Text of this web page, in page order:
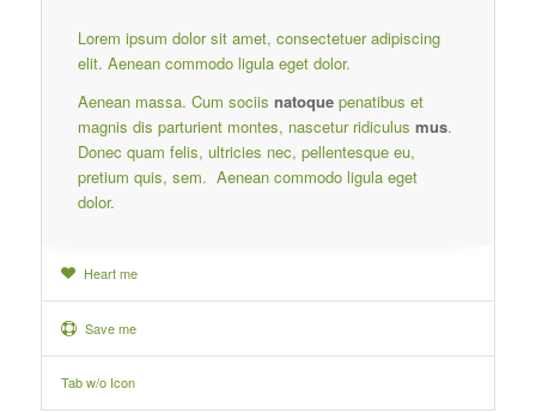
Lorem ipsum dolor sit amet, consectetuer adipiscing
elit. Aenean commodo ligula eget dolor.
Aenean massa. Cum sociis natoquepenatibus et
magnis dis parturient montes, nascetur ridiculus mus.
Donec quam felis, ultricies nec, pellentesque eu,
pretium quis, sem. Aenean commodo ligula eget
dolor.
Heart me
Save me
Tab w/o Icon